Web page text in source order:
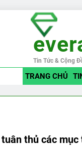
Tin Tức & Cộng
TRANG CHỦ
thủ các